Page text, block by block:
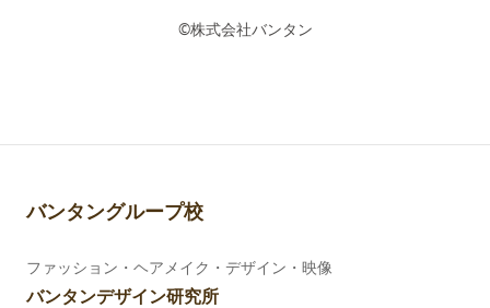
©株式会社バンタン
バンタングループ校
ファッション・ヘアメイク・デザイン・映像
バンタンデザイン研究所